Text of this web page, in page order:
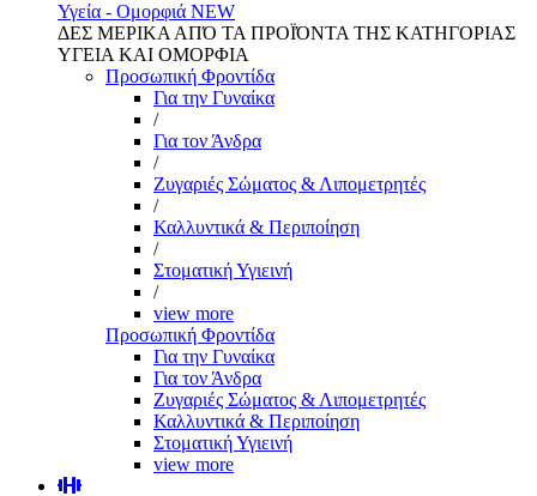
Υγεία - Ομορφιά NEW
ΔΕΣ ΜΕΡΙΚΑ ΑΠΌ ΤΑ ΠΡΟΪΌΝΤΑ ΤΗΣ ΚΑΤΗΓΟΡΙΑΣ
ΥΓΕΙΑ ΚΑΙ ΟΜΟΡΦΙΑ
Προσωπική Φροντίδα
Για την Γυναίκα
/
Για τον Άνδρα
/
Ζυγαριές Σώματος & Λιπομετρητές
/
Καλλυντικά & Περιποίηση
/
Στοματική Υγιεινή
/
view more
Προσωπική Φροντίδα
Για την Γυναίκα
Για τον Άνδρα
Ζυγαριές Σώματος & Λιπομετρητές
Καλλυντικά & Περιποίηση
Στοματική Υγιεινή
view more